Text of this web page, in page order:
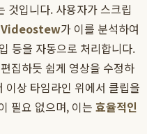
것입니다. 사용자가 스크립
Videostew가 이를 분석하여
등을 자동으로 처리합니다.
집하듯 쉽게 영상을 수정하
이상 타임라인 위에서 클립을
필요 없으며, 이는 효율적인